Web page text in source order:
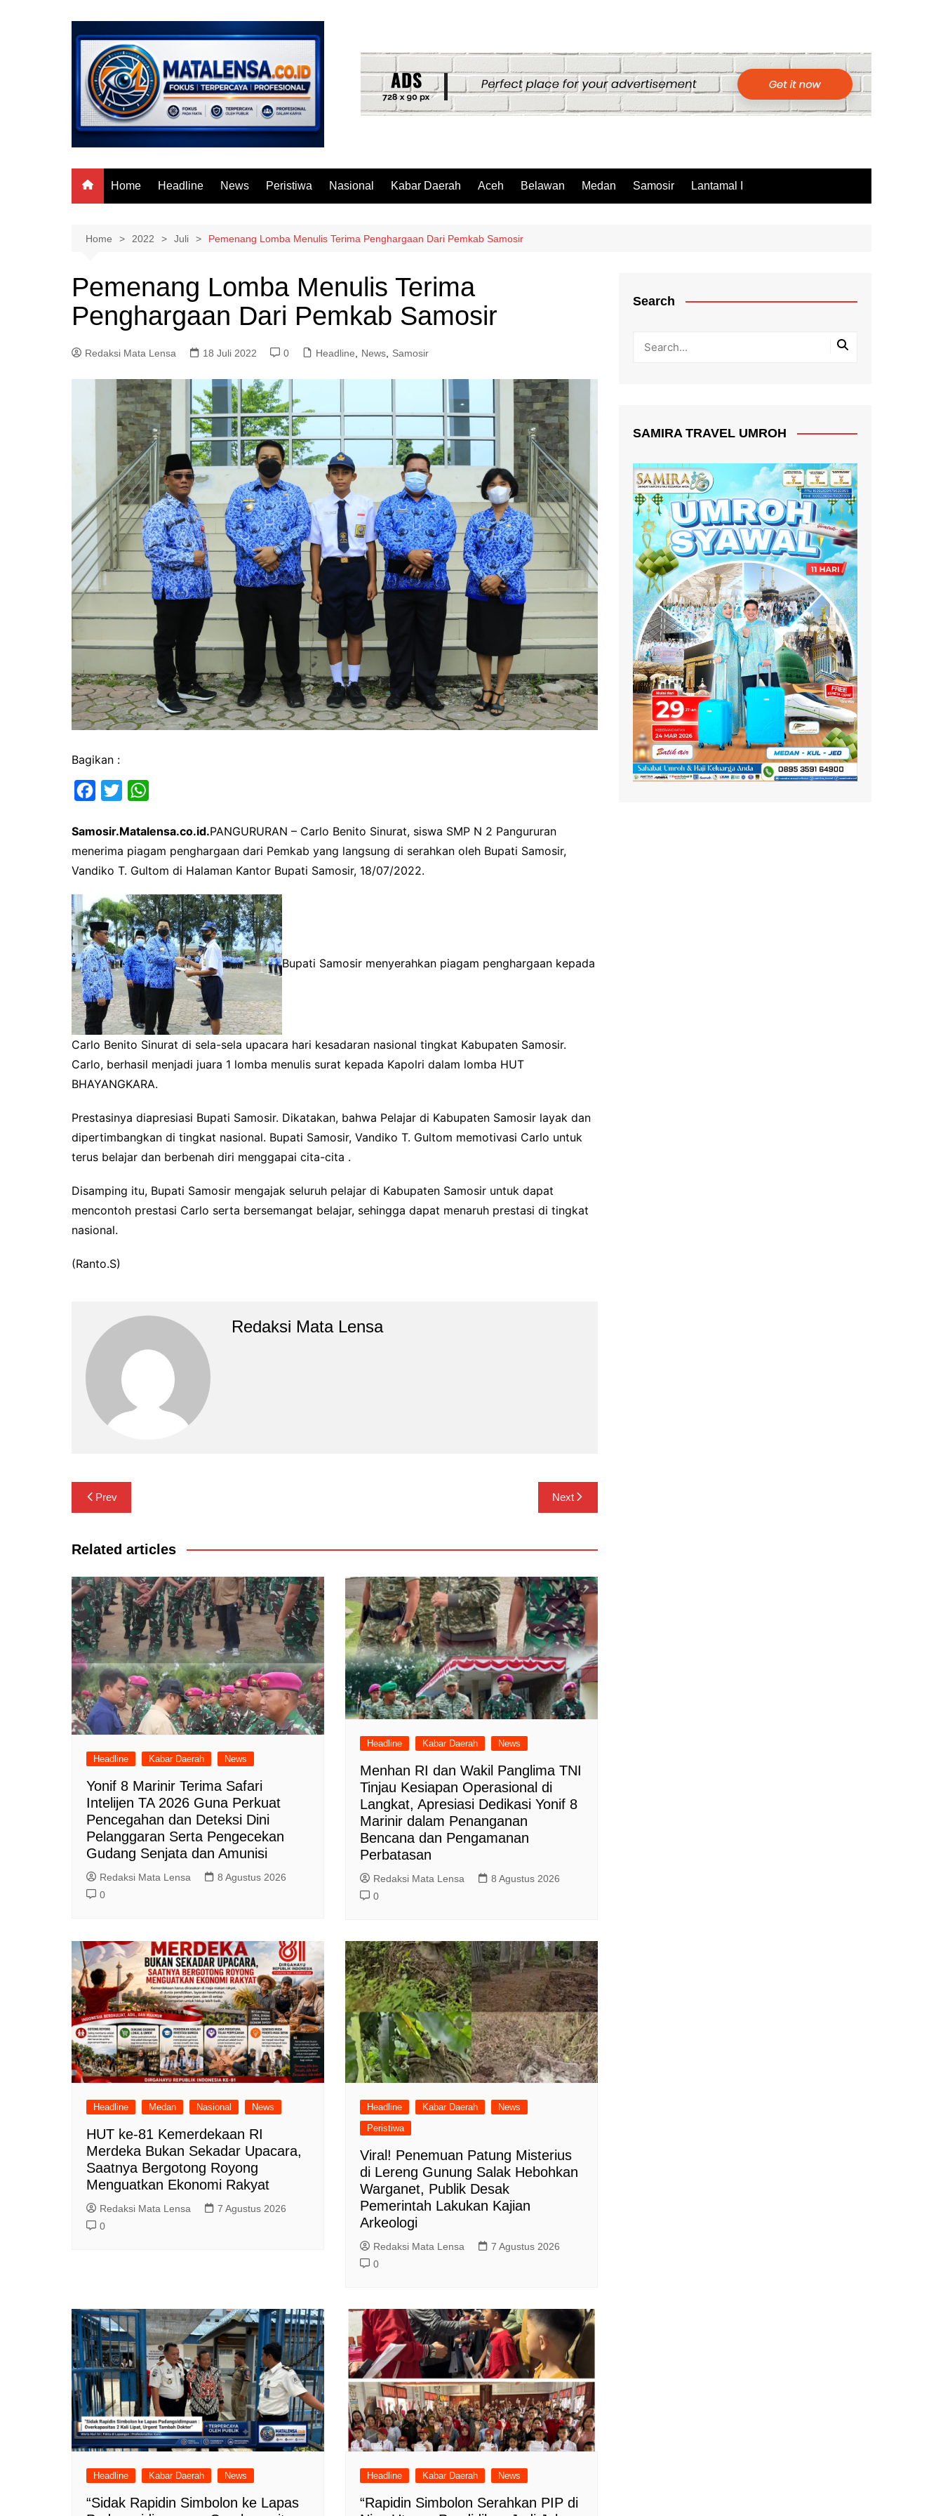
Home Headline News Peristiwa Nasional Kabar Daerah Aceh Belawan Medan Samosir Lantamal I
Home 2022 Juli Pemenang Lomba Menulis Terima Penghargaan Dari Pemkab Samosir
Pemenang Lomba Menulis Terima
Penghargaan Dari Pemkab Samosir
Redaksi Mata Lensa 18 Juli 2022 0 Headline News Samosir
Bagikan :
c
e
b
o
o
k
i
t
t
e
r
a
t
s
A
p
p
Samosir.Matalensa.co.id.PANGURURAN – Carlo Benito Sinurat, siswa SMP N 2 Pangururan
menerima piagam penghargaan dari Pemkab yang langsung di serahkan oleh Bupati Samosir,
Vandiko T. Gultom di Halaman Kantor Bupati Samosir, 18/07/2022.
Bupati Samosir menyerahkan piagam penghargaan kepada
Carlo Benito Sinurat di sela-sela upacara hari kesadaran nasional tingkat Kabupaten Samosir.
Carlo, berhasil menjadi juara 1 lomba menulis surat kepada Kapolri dalam lomba HUT
BHAYANGKARA.
Prestasinya diapresiasi Bupati Samosir. Dikatakan, bahwa Pelajar di Kabupaten Samosir layak dan
dipertimbangkan di tingkat nasional. Bupati Samosir, Vandiko T. Gultom memotivasi Carlo untuk
terus belajar dan berbenah diri menggapai cita-cita .
Disamping itu, Bupati Samosir mengajak seluruh pelajar di Kabupaten Samosir untuk dapat
mencontoh prestasi Carlo serta bersemangat belajar, sehingga dapat menaruh prestasi di tingkat
nasional.
(Ranto.S)
Redaksi Mata Lensa
Navigasi
pos
Prev Next
Related articles
Headline Kabar Daerah News
Yonif 8 Marinir Terima Safari
Intelijen TA 2026 Guna Perkuat
Pencegahan dan Deteksi Dini
Pelanggaran Serta Pengecekan
Gudang Senjata dan Amunisi
Redaksi Mata Lensa
8 Agustus 2026
0
Headline Kabar Daerah News
Menhan RI dan Wakil Panglima TNI
Tinjau Kesiapan Operasional di
Langkat, Apresiasi Dedikasi Yonif 8
Marinir dalam Penanganan
Bencana dan Pengamanan
Perbatasan
Redaksi Mata Lensa
8 Agustus 2026
0
Headline Medan Nasional News
HUT ke-81 Kemerdekaan RI
Merdeka Bukan Sekadar Upacara,
Saatnya Bergotong Royong
Menguatkan Ekonomi Rakyat
Redaksi Mata Lensa
7 Agustus 2026
0
Headline Kabar Daerah
News
Peristiwa
Viral! Penemuan Patung Misterius
di Lereng Gunung Salak Hebohkan
Warganet, Publik Desak
Pemerintah Lakukan Kajian
Arkeologi
Redaksi Mata Lensa
7 Agustus 2026
0
Headline Kabar Daerah News
“Sidak Rapidin Simbolon ke Lapas
Headline Kabar Daerah News
“Rapidin Simbolon Serahkan PIP di
Search
SAMIRA TRAVEL UMROH